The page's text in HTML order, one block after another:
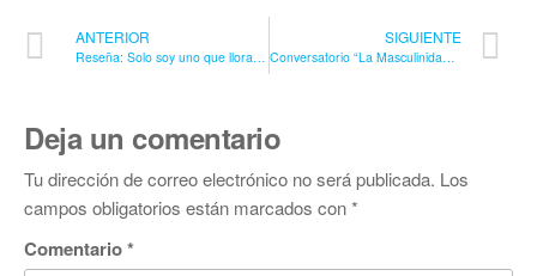
ANTERIOR SIGUIENTE
Deja un comentario
Tu dirección de correo electrónico no será publicada. Los
campos obligatorios están marcados con*
Comentario*